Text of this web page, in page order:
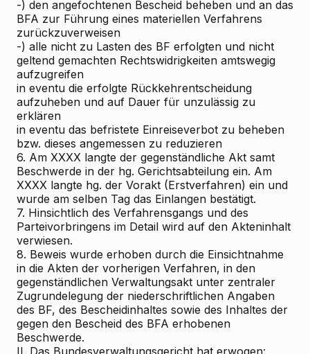
-) den angefochtenen Bescheid beheben und an das
BFA zur Führung eines materiellen Verfahrens
zurückzuverweisen
-) alle nicht zu Lasten des BF erfolgten und nicht
geltend gemachten Rechtswidrigkeiten amtswegig
aufzugreifen
in eventu die erfolgte Rückkehrentscheidung
aufzuheben und auf Dauer für unzulässig zu
erklären
in eventu das befristete Einreiseverbot zu beheben
bzw. dieses angemessen zu reduzieren
6. Am XXXX langte der gegenständliche Akt samt
Beschwerde in der hg. Gerichtsabteilung ein. Am
XXXX langte hg. der Vorakt (Erstverfahren) ein und
wurde am selben Tag das Einlangen bestätigt.
7. Hinsichtlich des Verfahrensgangs und des
Parteivorbringens im Detail wird auf den Akteninhalt
verwiesen.
8. Beweis wurde erhoben durch die Einsichtnahme
in die Akten der vorherigen Verfahren, in den
gegenständlichen Verwaltungsakt unter zentraler
Zugrundelegung der niederschriftlichen Angaben
des BF, des Bescheidinhaltes sowie des Inhaltes der
gegen den Bescheid des BFA erhobenen
Beschwerde.
II. Das Bundesverwaltungsgericht hat erwogen: